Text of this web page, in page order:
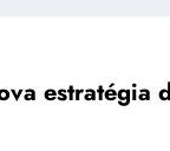
estratégia